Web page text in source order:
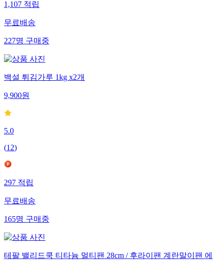
1,107적립
무료배송
227명구매중
백설 튀김가루 1kg x2개
9,900원
5.0
(12)
297적립
무료배송
165명구매중
테팔 밸리드쿡 티타늄 멀티팬 28cm / 후라이팬 계란말이팬 에